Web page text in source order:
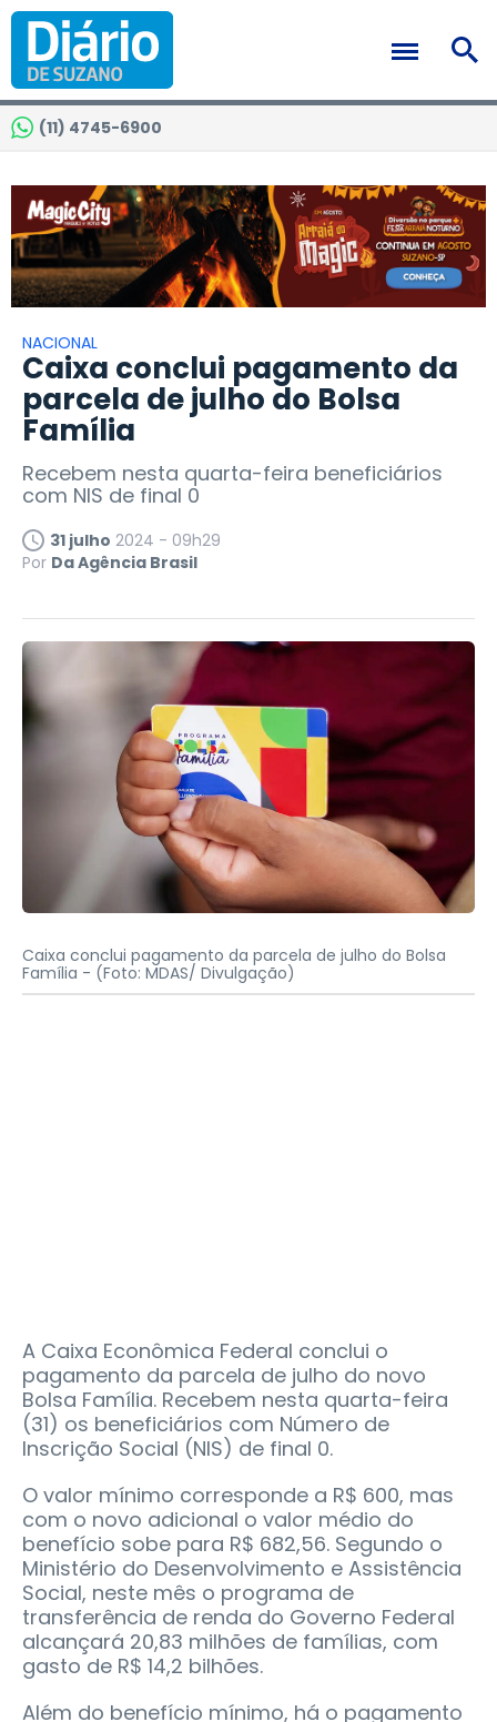
(11) 4745-6900
NACIONAL
Caixa conclui pagamento da
parcela de julho do Bolsa
Família
Recebem nesta quarta-feira beneficiários
com NIS de final 0
31 julho 2024 - 09h29
Por Da Agência Brasil
Caixa conclui pagamento da parcela de julho do Bolsa
Família - (Foto: MDAS/ Divulgação)
A Caixa Econômica Federal conclui o
pagamento da parcela de julho do novo
Bolsa Família. Recebem nesta quarta-feira
(31) os beneficiários com Número de
Inscrição Social (NIS) de final 0.
O valor mínimo corresponde a R$ 600, mas
com o novo adicional o valor médio do
benefício sobe para R$ 682,56. Segundo o
Ministério do Desenvolvimento e Assistência
Social, neste mês o programa de
transferência de renda do Governo Federal
alcançará 20,83 milhões de famílias, com
gasto de R$ 14,2 bilhões.
Além do benefício mínimo, há o pagamento